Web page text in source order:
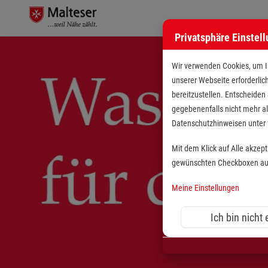
Privatsphäre
Wir verwenden Cookies, um
unserer Webseite
bereitzustellen.
gegebenenfalls nicht mehr
Datenschutzhinweisen
Mit dem Klick auf Alle
gewünschten Checkboxen
Meine Einstellungen
Ich bin nicht